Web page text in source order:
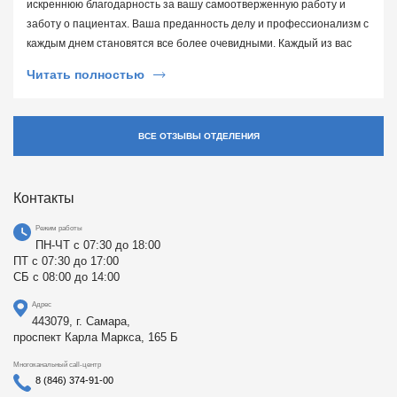
добавить и всех накормить. Очень слаженая и организованная
работа всего "механизма".
искреннюю благодарность за вашу самоотверженную работу и
заботу о пациентах. Ваша преданность делу и профессионализм с
каждым днем становятся все более очевидными. Каждый из вас
благодарность хочу адресовать врачу Оганян Роберту Бдеевичу.
профессионал своего дела, но и человек с большим сердцем,
Пестова А.С.
Читать полностью
ВСЕ ОТЗЫВЫ ОТДЕЛЕНИЯ
Контакты
Режим работы
ПН-ЧТ с 07:30 до 18:00
ПТ с 07:30 до 17:00
СБ с 08:00 до 14:00
Адрес
443079, г. Самара,
проспект Карла Маркса, 165 Б
Многоканальный call-центр
8 (846) 374-91-00